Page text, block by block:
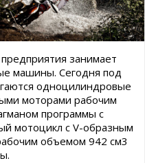
занимает
машины. Сегодня под
одноцилиндровые
моторами рабочим
программы с
мотоцикл с V-образным
объемом 942 см3